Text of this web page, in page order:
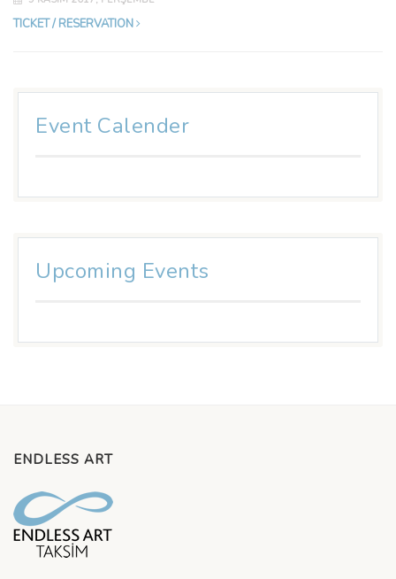
TICKET / RESERVATION
Event Calender
Upcoming Events
ENDLESS ART